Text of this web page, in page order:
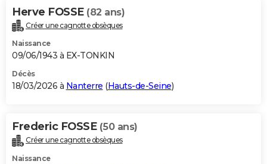
Herve FOSSE (82 ans)
Créer une cagnotte obsèques
Naissance
09/06/1943 à EX-TONKIN
Décès
18/03/2026 à Nanterre (Hauts-de-Seine)
Frederic FOSSE (50 ans)
Créer une cagnotte obsèques
Naissance